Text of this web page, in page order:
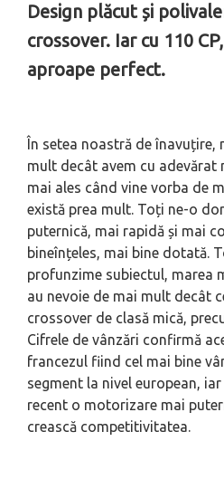
Design plăcut și
crossover. Iar cu 110
aproape perfect.
În setea noastră de înavuțire,
mult decât avem cu adevărat
mai ales când vine vorba de
există prea mult. Toți ne-o
puternică, mai rapidă și mai
bineînț‌eles, mai bine dotată.
profunzime subiectul, marea
au nevoie de mai mult decât
crossover de clasă mică,
Cifrele de vânzări confirmă
francezul fiind cel mai bine
segment la nivel european,
recent o motorizare mai
crească competitivitatea.